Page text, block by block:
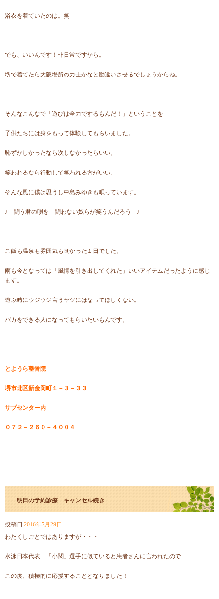
浴衣を着ていたのは。笑
でも、いいんです！非日常ですから。
堺で着てたら大阪場所の力士かなと勘違いさせるでしょうからね。
そんなこんなで「遊びは全力でするもんだ！」ということを
子供たちには身をもって体験してもらいました。
恥ずかしかったなら次しなかったらいい。
笑われるなら行動して笑われる方がいい。
そんな風に僕は思うし中島みゆきも唄っています。
♪ 闘う君の唄を 闘わない奴らが笑うんだろう ♪
ご飯も温泉も雰囲気も良かった１日でした。
雨も今となっては「風情を引き出してくれた」いいアイテムだったように感じ
ます。
遊ぶ時にウジウジ言うヤツにはなってほしくない。
バカをできる人になってもらいたいもんです。
とようら整骨院
堺市北区新金岡町１－３－３３
サブセンター内
０７２－２６０－４００４
明日の予約診療 キャンセル続き
投稿日 2016年7月29日
わたくしごとではありますが・・・
水泳日本代表 「小関」選手に似ていると患者さんに言われたので
この度、積極的に応援することとなりました！